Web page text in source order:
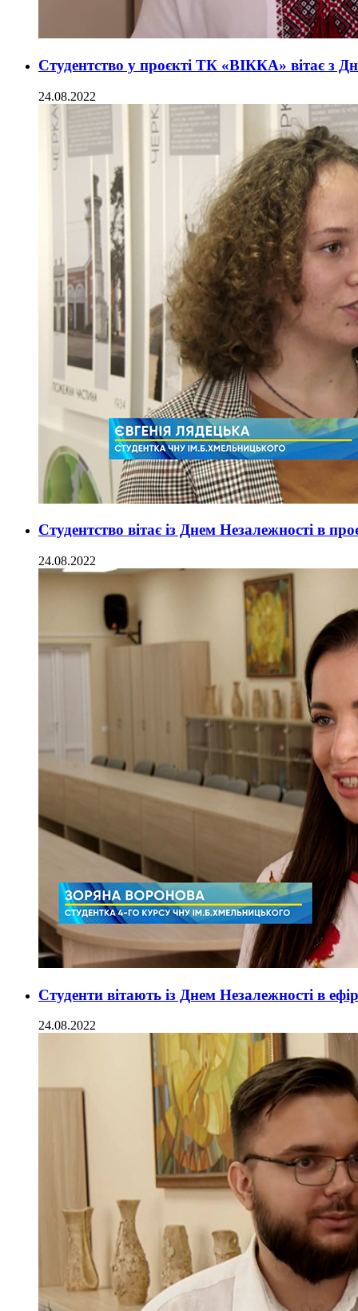
Студентство у проєкті ТК «ВІККА» вітає з
24.08.2022
Студентство вітає із Днем Незалежності в
24.08.2022
Студенти вітають із Днем Незалежності в
24.08.2022